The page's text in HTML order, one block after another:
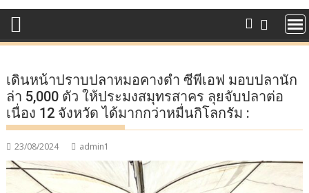
เดินหน้าปราบปลาหมอคางดำ ซีพีเอฟ มอบปลานัก
ล่า 5,000 ตัว ให้ประมงสมุทรสาคร ลุยจับปลาต่อ
เนื่อง 12 จังหวัด ได้มากกว่าหมื่นกิโลกรัม :
23/08/2024 admin1